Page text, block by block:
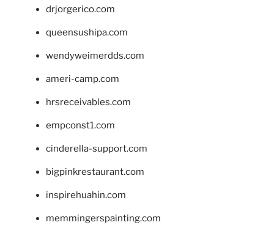
drjorgerico.com
queensushipa.com
wendyweimerdds.com
ameri-camp.com
hrsreceivables.com
empconst1.com
cinderella-support.com
bigpinkrestaurant.com
inspirehuahin.com
memmingerspainting.com